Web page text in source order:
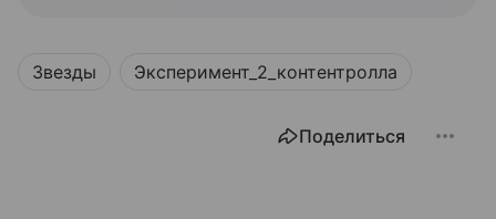
Звезды Эксперимент_2_контентролла
Поделиться